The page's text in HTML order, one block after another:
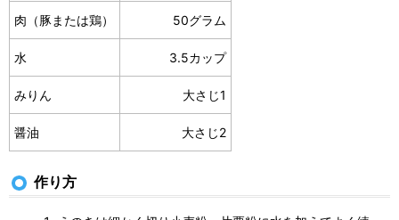
肉（豚または鶏） 50グラム
水 3.5カップ
みりん 大さじ1
醤油 大さじ2
作り方